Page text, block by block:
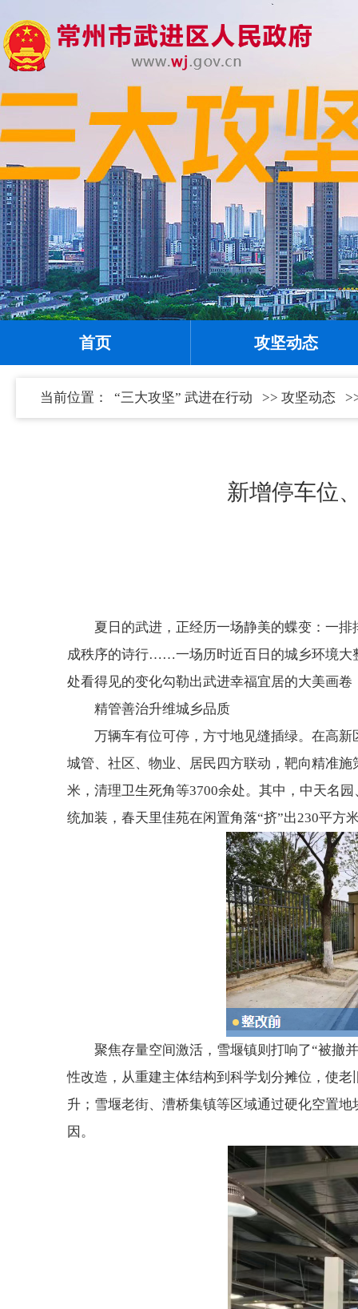
首页 攻坚动态
当前位置： “三大攻坚” 武进在行动 >> 攻坚动态
新增停车位
夏日的武进，正经历一场静美的蝶变：一
成秩序的诗行……一场历时近百日的城乡环境大
处看得见的变化勾勒出武进幸福宜居的大美画
精管善治升维城乡品质
万辆车有位可停，方寸地见缝插绿。在高
城管、社区、物业、居民四方联动，靶向精准
米，清理卫生死角等3700余处。其中，中天名
统加装，春天里佳苑在闲置角落“挤”出230平
聚焦存量空间激活，雪堰镇则打响了“被撤
性改造，从重建主体结构到科学划分摊位，使
升；雪堰老街、漕桥集镇等区域通过硬化空置
因。